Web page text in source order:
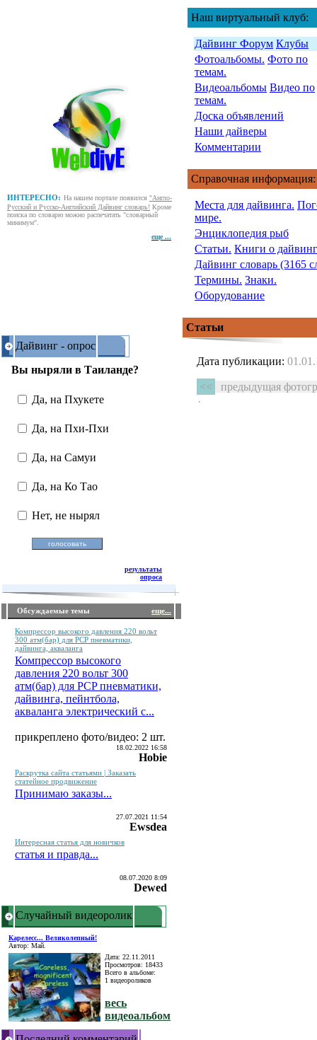
ИНТЕРЕСНО: На нашем портале появился "Англо-
Русский и Русско-Английский Дайвинг словарь! Кроме
поиска по словарю можно распечатать "словарный
минимум".
еще ...
Наш виртуальный клуб:
Дайвинг Форум Клубы
Фотоальбомы. Фото по
темам.
Видеоальбомы Видео по
темам.
Доска объявлений
Наши дайверы
Комментарии
Справочная информация:
Места для дайвинга.
мире.
Энциклопедия рыб
Статьи. Книги о
Дайвинг словарь (3165
Термины. Знаки.
Оборудование
Дайвинг - опрос
Вы ныряли в Таиланде?
Да, на Пхукете
Да, на Пхи-Пхи
Да, на Самуи
Да, на Ко Тао
Нет, не нырял
результаты
опроса
Обсуждаемые темы еще...
Компрессор высокого давления 220 вольт
300 атм(бар) для PCP пневматики,
дайвинга, акваланга
Компрессор высокого
давления 220 вольт 300
атм(бар) для PCP пневматики,
дайвинга, пейнтбола,
акваланга электрический c...
прикреплено фото/видео: 2 шт.
18.02.2022 16:58
Hobie
Раскрутка сайта статьями | Заказать
статейное продвижение
Принимаю заказы...
27.07.2021 11:54
Ewsdea
Интересная статья для новичков
статья и правда...
08.07.2020 8:09
Dewed
Случайный видеоролик
Карелесс... Великолепный!
Автор: Май.
Дата: 22.11.2011
Просмотров: 18433
Всего в альбоме:
1 видеороликов
весь
видеоальбом
Статьи
Дата публикации:
<< предыдущая